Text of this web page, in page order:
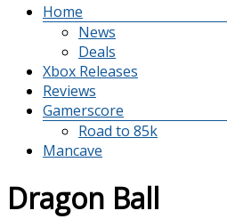
Home
News
Deals
Xbox Releases
Reviews
Gamerscore
Road to 85k
Mancave
Dragon Ball